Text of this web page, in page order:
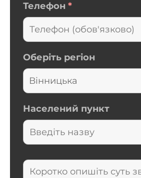
Телефон *
Оберіть регіон
Населений пункт